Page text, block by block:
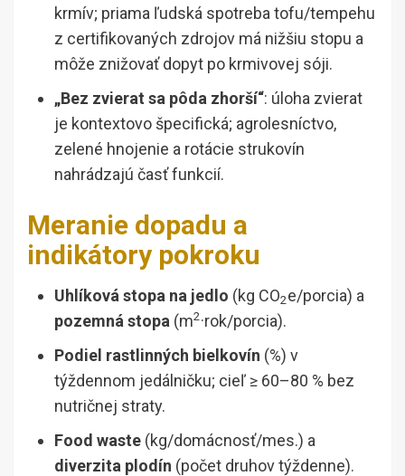
krmív; priama ľudská spotreba tofu/tempehu
z certifikovaných zdrojov má nižšiu stopu a
môže znižovať dopyt po krmivovej sóji.
„Bez zvierat sa pôda zhorší“: úloha zvierat
je kontextovo špecifická; agrolesníctvo,
zelené hnojenie a rotácie strukovín
nahrádzajú časť funkcií.
Meranie dopadu a
indikátory pokroku
Uhlíková stopa na jedlo (kg CO2e/porcia) a
pozemná stopa (m2·rok/porcia).
Podiel rastlinných bielkovín (%) v
týždennom jedálničku; cieľ ≥ 60–80 % bez
nutričnej straty.
Food waste (kg/domácnosť/mes.) a
diverzita plodín (počet druhov týždenne).